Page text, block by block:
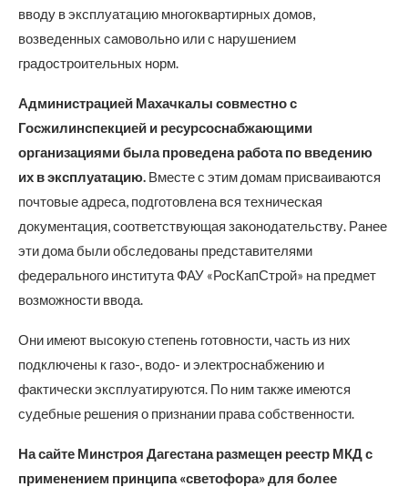
вводу в эксплуатацию многоквартирных домов,
возведенных самовольно или с нарушением
градостроительных норм.
Администрацией Махачкалы совместно с
Госжилинспекцией и ресурсоснабжающими
организациями была проведена работа по введению
их в эксплуатацию. Вместе с этим домам присваиваются
почтовые адреса, подготовлена вся техническая
документация, соответствующая законодательству. Ранее
эти дома были обследованы представителями
федерального института ФАУ «РосКапСтрой» на предмет
возможности ввода.
Они имеют высокую степень готовности, часть из них
подключены к газо-, водо- и электроснабжению и
фактически эксплуатируются. По ним также имеются
судебные решения о признании права собственности.
На сайте Минстроя Дагестана размещен реестр МКД с
применением принципа «светофора» для более